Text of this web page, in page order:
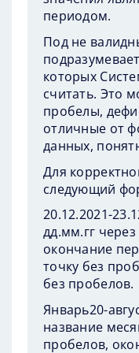
периодом.
Под не
которых
считать. Это
пробелы,
отличные от
данных,
Для
следующий
20.12.2021-
дд.мм.гг
окончание
точку без
без пробелов.
Январь20-
название
пробелов,